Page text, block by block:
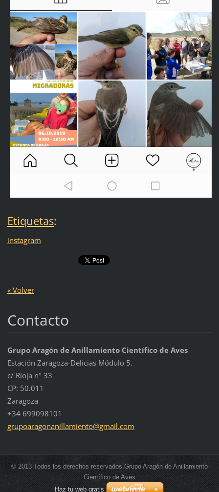
Etiquetas:
instagram
« Volver
Contacto
Grupo Aragón de Anillamiento Científico de Aves
Estación Zaragoza-Delicias Módulo 5.
c/ Rioja nº 33
CP: 50.011
Zaragoza
+34 699098101
grupoaragonanillamiento@gmail.com
© 2013 Todos los derechos reservados.Grupo Aragón de Anillamiento
Científico de Aves
Haz tu web gratis